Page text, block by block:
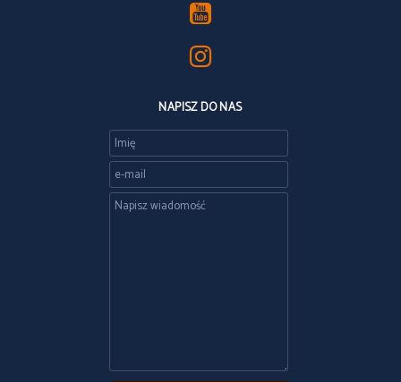
NAPISZ DO NAS